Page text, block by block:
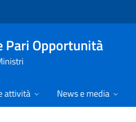
Pari Opportunità
attività News e media